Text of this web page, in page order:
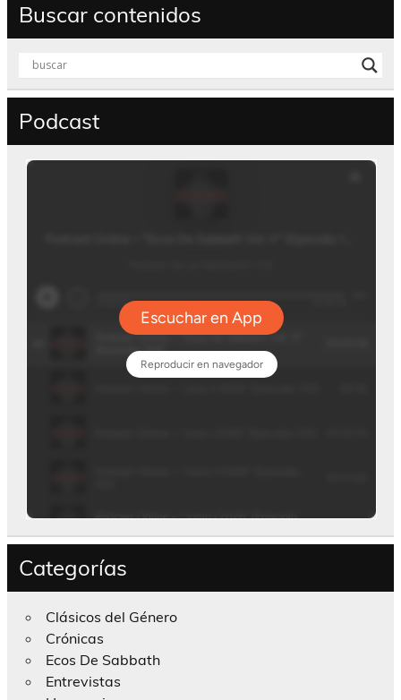
Buscar contenidos
Podcast
Categorías
Clásicos del Género
Crónicas
Ecos De Sabbath
Entrevistas